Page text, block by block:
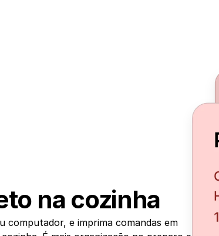
na cozinha
computador, e imprima comandas em